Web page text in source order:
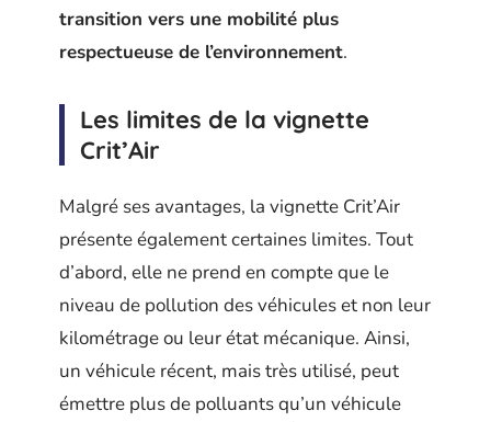
transition vers une mobilité plus
respectueuse de l’environnement.
Les limites de la vignette
Crit’Air
Malgré ses avantages, la vignette Crit’Air
présente également certaines limites. Tout
d’abord, elle ne prend en compte que le
niveau de pollution des véhicules et non leur
kilométrage ou leur état mécanique. Ainsi,
un véhicule récent, mais très utilisé, peut
émettre plus de polluants qu’un véhicule